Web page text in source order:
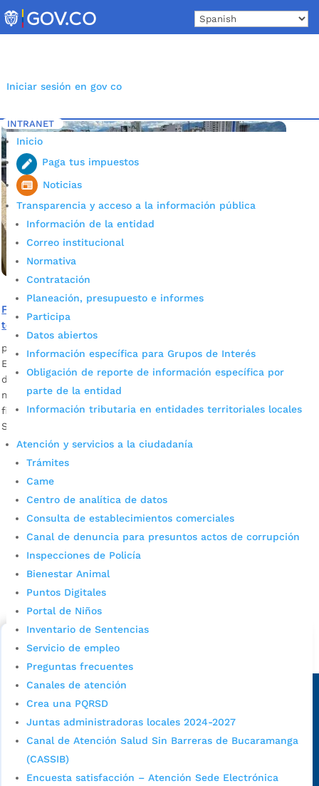
to
content
Iniciar sesión en gov co
INTRANET
Inicio
Paga tus impuestos
Noticias
Transparencia y acceso a la información pública
Información de la entidad
Correo institucional
Normativa
Contratación
Planeación, presupuesto e informes
Participa
Datos abiertos
Información específica para Grupos de Interés
Obligación de reporte de información específica por
parte de la entidad
Información tributaria en entidades territoriales locales
Atención y servicios a la ciudadanía
Trámites
Came
Centro de analítica de datos
Consulta de establecimientos comerciales
Canal de denuncia para presuntos actos de corrupción
Inspecciones de Policía
Bienestar Animal
Puntos Digitales
Portal de Niños
Inventario de Sentencias
Servicio de empleo
Preguntas frecuentes
Canales de atención
Crea una PQRSD
Juntas administradoras locales 2024-2027
Canal de Atención Salud Sin Barreras de Bucaramanga
(CASSIB)
Encuesta satisfacción – Atención Sede Electrónica
Inicio 5 Etiqueta: Feria de Bucaramanga 2023
Feria Bonita: Este domingo el Festival de Colonias se
toma Bucaramanga
por Edgar Augusto Sánchez Sep 22, 2023 |
Noticias
Esta es la edición 26 del Festival que reúne a los paisanos
de las colonias en torno a la gastronomía, las bebidas y la
música folclórica. El evento comienza a las 9:00 a.m. y
finaliza a las 7:00 p.m. Fotografía: Suministrada Víctor
Suárez/ Prensa Alcaldía de...
Cupos Escolares Bucaramanga 2022
Consulta aqui los pasos para inscribirse y solicitar un
cupo escolar en los colegios oficiales de
Alcaldía de Bucaramanga
Sede principal